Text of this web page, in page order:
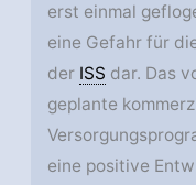
erst einmal
eine Gefahr für
der ISS dar. Das
geplante
eine positive